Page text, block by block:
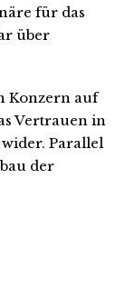
für das
über
Konzern auf
Vertrauen in
Parallel
der